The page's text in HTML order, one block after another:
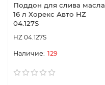
Поддон для слива масла
16 л Хорекс Авто HZ
04.127S
HZ 04.127S
129